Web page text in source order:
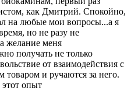
как Дмитрий. Спокойно,
на любые мои вопросы...а я
но не разу не
желание меня
получать не только
от взаимодействия с
товаром и ручаются за него.
опыт